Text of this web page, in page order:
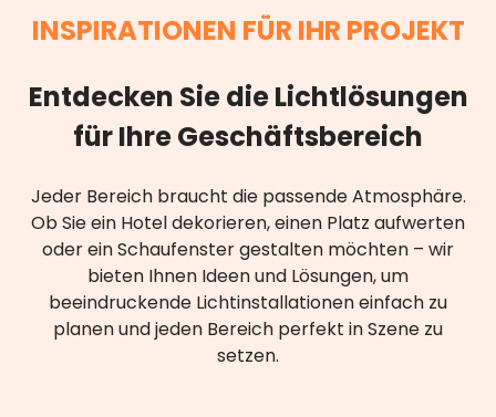
INSPIRATIONEN FÜR IHR PROJEKT
Entdecken Sie die Lichtlösungen
für Ihre Geschäftsbereich
Jeder Bereich braucht die passende Atmosphäre.
Ob Sie ein Hotel dekorieren, einen Platz aufwerten
oder ein Schaufenster gestalten möchten – wir
bieten Ihnen Ideen und Lösungen, um
beeindruckende Lichtinstallationen einfach zu
planen und jeden Bereich perfekt in Szene zu
setzen.